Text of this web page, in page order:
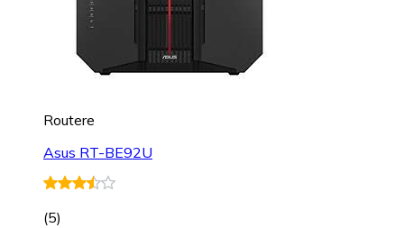
Routere
Asus RT-BE92U
(5)